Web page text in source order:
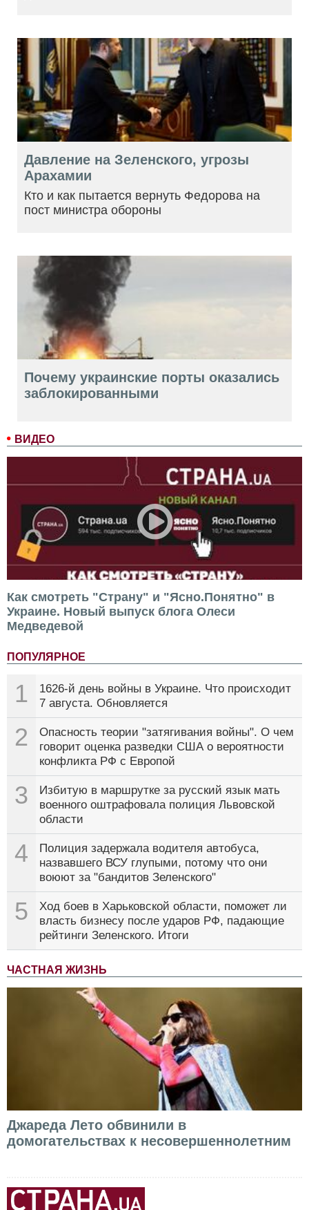
ВИДЕО
Как смотреть "Страну" и "Ясно.Понятно" в
Украине. Новый выпуск блога Олеси
Медведевой
ПОПУЛЯРНОЕ
1
1626-й день войны в Украине. Что происходит
7 августа. Обновляется
2
Опасность теории "затягивания войны". О чем
говорит оценка разведки США о вероятности
конфликта РФ с Европой
3
Избитую в маршрутке за русский язык мать
военного оштрафовала полиция Львовской
области
4
Полиция задержала водителя автобуса,
назвавшего ВСУ глупыми, потому что они
воюют за "бандитов Зеленского"
5
Ход боев в Харьковской области, поможет ли
власть бизнесу после ударов РФ, падающие
рейтинги Зеленского. Итоги
ЧАСТНАЯ ЖИЗНЬ
Джареда Лето обвинили в
домогательствах к несовершеннолетним
Давление на Зеленского, угрозы
Арахамии
Кто и как пытается вернуть Федорова на
пост министра обороны
Почему украинские порты оказались
заблокированными